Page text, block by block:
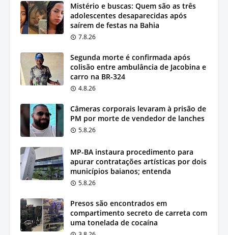
Mistério e buscas: Quem são as três
adolescentes desaparecidas após
saírem de festas na Bahia
7.8.26
Segunda morte é confirmada após
colisão entre ambulância de Jacobina e
carro na BR-324
4.8.26
Câmeras corporais levaram à prisão de
PM por morte de vendedor de lanches
5.8.26
MP-BA instaura procedimento para
apurar contratações artísticas por dois
municípios baianos; entenda
5.8.26
Presos são encontrados em
compartimento secreto de carreta com
uma tonelada de cocaína